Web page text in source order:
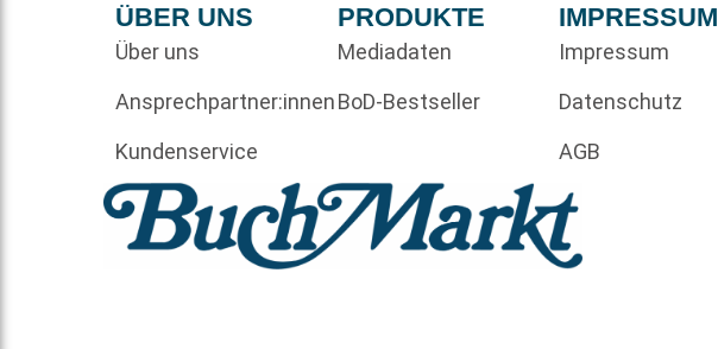
ÜBER UNS
Über uns
Ansprechpartner:innen
Kundenservice
PRODUKTE
Mediadaten
BoD-Bestseller
IMPRESSUM
Impressum
Datenschutz
AGB